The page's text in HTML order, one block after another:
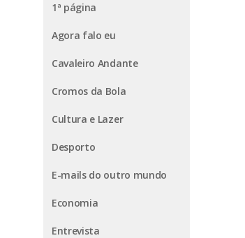
1ª página
Agora falo eu
Cavaleiro Andante
Cromos da Bola
Cultura e Lazer
Desporto
E-mails do outro mundo
Economia
Entrevista